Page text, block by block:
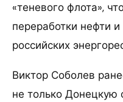
«теневого флота»,
переработки нефти
российских
Виктор Соболев
не только Донецкую